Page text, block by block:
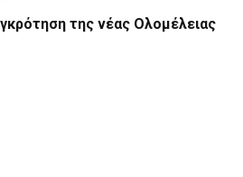
της νέας Ολομέλειας